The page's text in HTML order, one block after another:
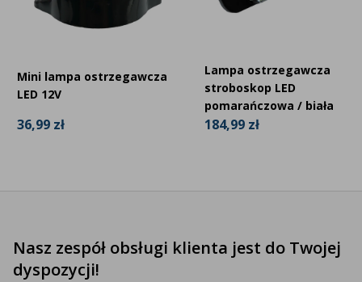
Mini lampa ostrzegawcza
LED 12V
36,99 zł
Lampa ostrzegawcza
stroboskop LED
pomarańczowa / biała
184,99 zł
Nasz zespół obsługi klienta jest do Twojej
dyspozycji!